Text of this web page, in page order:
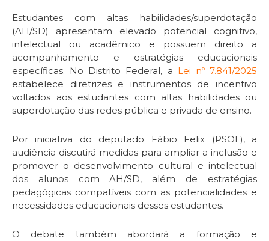
Estudantes com altas habilidades/superdotação
(AH/SD) apresentam elevado potencial cognitivo,
intelectual ou acadêmico e possuem direito a
acompanhamento e estratégias educacionais
específicas. No Distrito Federal, a Lei nº 7.841/2025
estabelece diretrizes e instrumentos de incentivo
voltados aos estudantes com altas habilidades ou
superdotação das redes pública e privada de ensino.
Por iniciativa do deputado Fábio Felix (PSOL), a
audiência discutirá medidas para ampliar a inclusão e
promover o desenvolvimento cultural e intelectual
dos alunos com AH/SD, além de estratégias
pedagógicas compatíveis com as potencialidades e
necessidades educacionais desses estudantes.
O debate também abordará a formação e